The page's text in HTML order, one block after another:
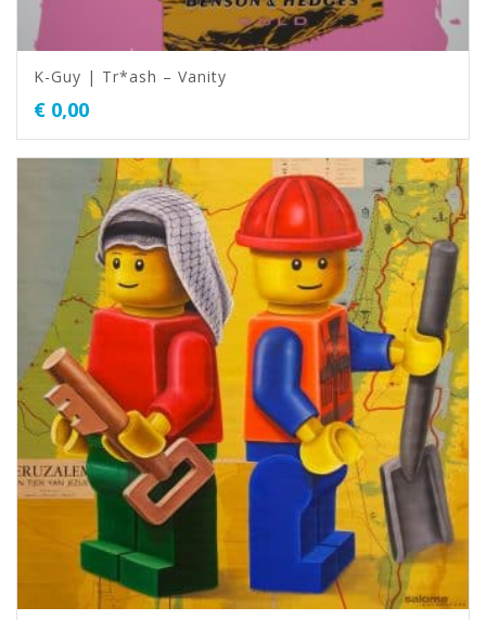
K-Guy | Tr*ash – Vanity
€ 0,00